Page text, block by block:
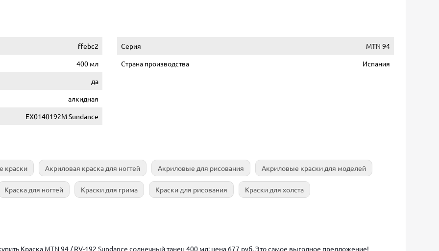
ffebc2
400 мл
да
алкидная
EX0140192M Sundance
Серия
MTN 94
Страна производства
Испания
краски Акриловая краска для ногтей Акриловые для рисования Акриловые краски для моделей
Краска для ногтей Краски для грима Краски для рисования Краски для холста
Краска MTN 94 / RV-192 Sundance солнечный танец 400 мл: цена 677 руб. Это самое выгодное предложение!